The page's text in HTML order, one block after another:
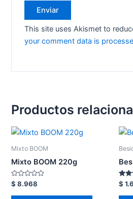
This site uses Akismet to
your comment data is
Productos
Mixto BOOM
Mixto BOOM 220g
Valorado
en
0
$ 8.968
en
4.80
$